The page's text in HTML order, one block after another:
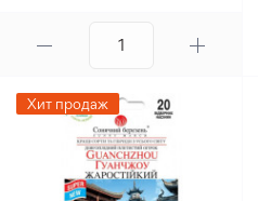
Хит продаж